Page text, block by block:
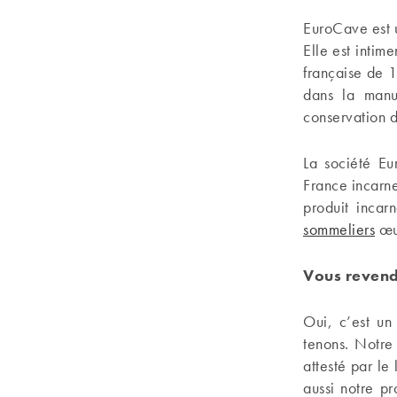
EuroCave
Elle est
française de
dans la
conservation
La société
France
produit
sommeliers
Vous
Oui, c’est
tenons.
attesté par le
aussi notre